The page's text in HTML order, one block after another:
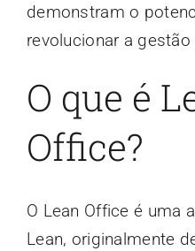
demonstram o
revolucionar a gestão
O que é
Office?
O Lean Office é uma
Lean, originalmente